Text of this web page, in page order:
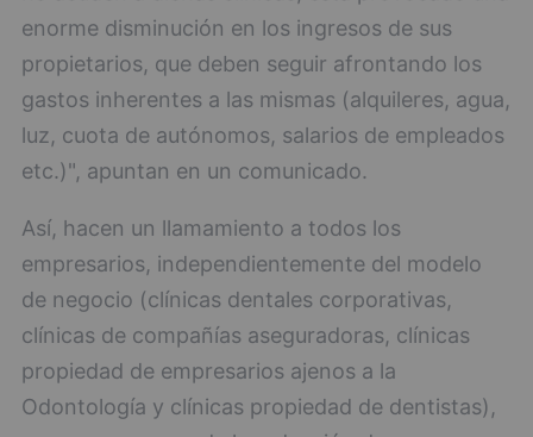
enorme disminución en los ingresos de sus
propietarios, que deben seguir afrontando los
gastos inherentes a las mismas (alquileres, agua,
luz, cuota de autónomos, salarios de empleados
etc.)", apuntan en un comunicado.
Así, hacen un llamamiento a todos los
empresarios, independientemente del modelo
de negocio (clínicas dentales corporativas,
clínicas de compañías aseguradoras, clínicas
propiedad de empresarios ajenos a la
Odontología y clínicas propiedad de dentistas),